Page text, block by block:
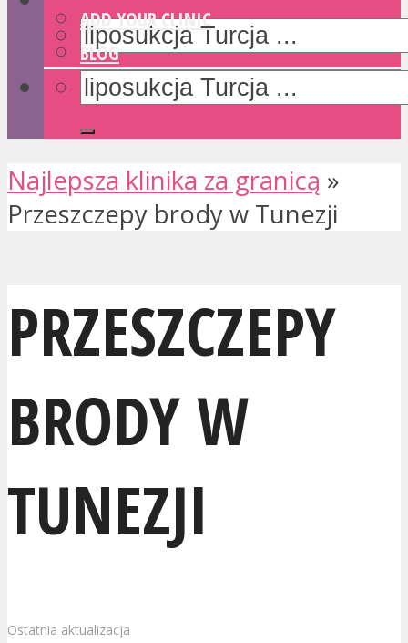
ADD YOUR CLINIC
BLOG
Najlepsza klinika za granicą »
Przeszczepy brody w Tunezji
PRZESZCZEPY
BRODY W
TUNEZJI
Ostatnia aktualizacja